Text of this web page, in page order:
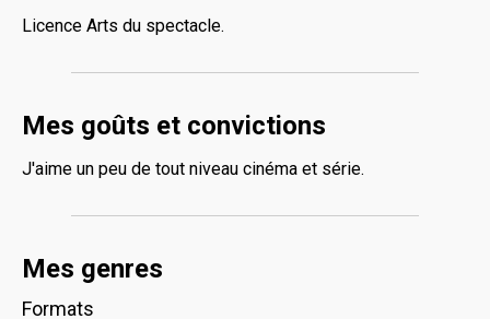
Licence Arts du spectacle.
Mes goûts et convictions
J'aime un peu de tout niveau cinéma et série.
Mes genres
Formats